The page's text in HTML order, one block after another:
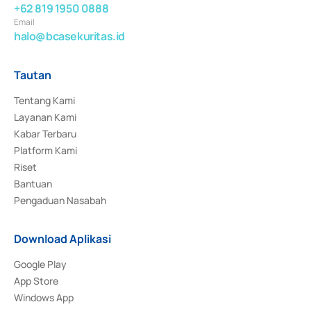
+62 819 1950 0888
Email
halo@bcasekuritas.id
Tautan
Tentang Kami
Layanan Kami
Kabar Terbaru
Platform Kami
Riset
Bantuan
Pengaduan Nasabah
Download Aplikasi
Google Play
App Store
Windows App